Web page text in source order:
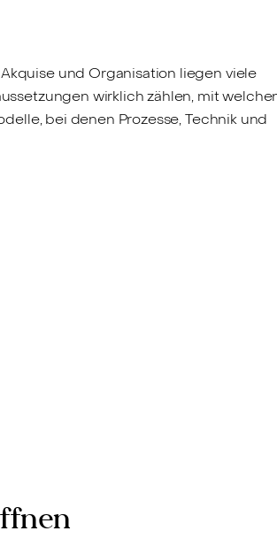
und Organisation liegen viele
wirklich zählen, mit
bei denen Prozesse, Technik und